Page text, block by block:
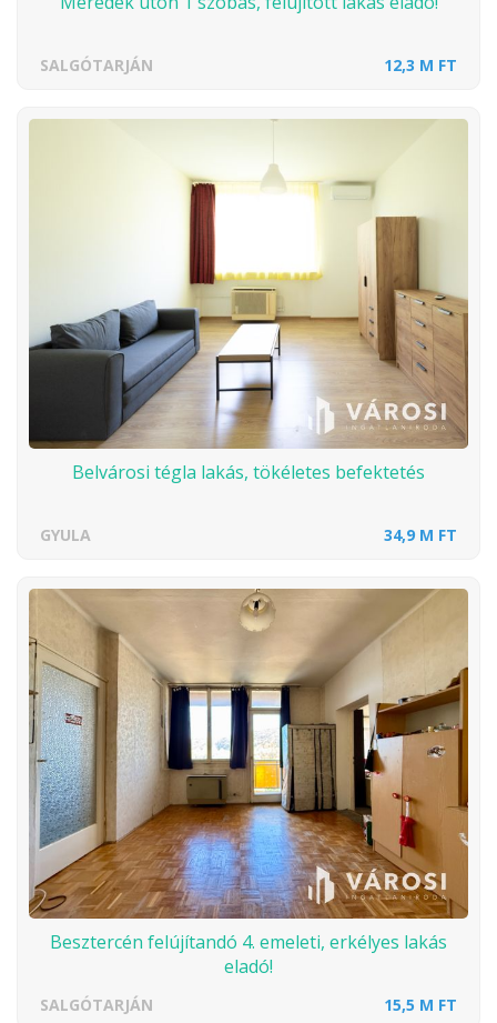
SALGÓTARJÁN 12,3 M FT
Belvárosi tégla lakás, tökéletes befektetés
GYULA 34,9 M FT
Besztercén felújítandó 4. emeleti, erkélyes lakás
eladó!
SALGÓTARJÁN 15,5 M FT